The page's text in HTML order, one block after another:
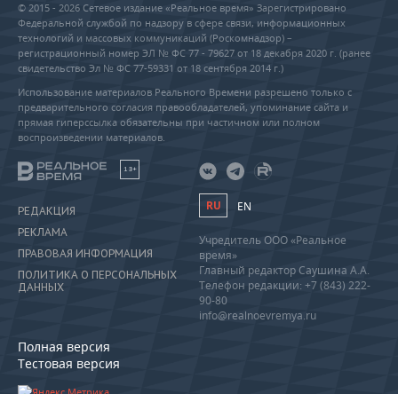
© 2015 - 2026 Сетевое издание «Реальное время» Зарегистрировано
Федеральной службой по надзору в сфере связи, информационных
технологий и массовых коммуникаций (Роскомнадзор) –
регистрационный номер ЭЛ № ФС 77 - 79627 от 18 декабря 2020 г. (ранее
свидетельство Эл № ФС 77-59331 от 18 сентября 2014 г.)
Использование материалов Реального Времени разрешено только с
предварительного согласия правообладателей, упоминание сайта и
прямая гиперссылка обязательны при частичном или полном
воспроизведении материалов.
18+
РЕДАКЦИЯ
РЕКЛАМА
ПРАВОВАЯ ИНФОРМАЦИЯ
ПОЛИТИКА О ПЕРСОНАЛЬНЫХ
ДАННЫХ
Полная версия
Тестовая версия
RU EN
Учредитель ООО «Реальное
время»
Главный редактор Саушина А.А.
Телефон редакции: +7 (843) 222-
90-80
info@realnoevremya.ru